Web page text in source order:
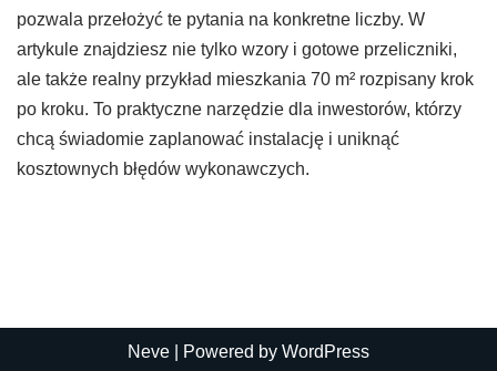
pozwala przełożyć te pytania na konkretne liczby. W
artykule znajdziesz nie tylko wzory i gotowe przeliczniki,
ale także realny przykład mieszkania 70 m² rozpisany krok
po kroku. To praktyczne narzędzie dla inwestorów, którzy
chcą świadomie zaplanować instalację i uniknąć
kosztownych błędów wykonawczych.
Neve | Powered by WordPress